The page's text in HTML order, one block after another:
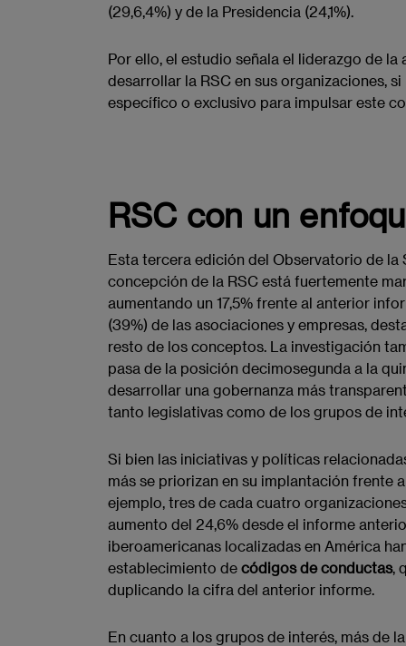
(29,6,4%) y de la Presidencia (24,1%).
Por ello, el estudio señala el liderazgo de
desarrollar la RSC en sus organizaciones,
específico o exclusivo ​para impulsar este
RSC con un
​​Esta tercera edición del Observatorio de
concepción de la RSC está fuertemente
aumentando un 17,5% frente al anterior
(39%) de las asociaciones y empresas,
resto de los conceptos. La investigación
pasa de la posición decimosegunda a la
desarrollar una gobernanza más
tanto legislativas como de los grupos de
Si bien las iniciativas y políticas
más se priorizan en su implantación frente
ejemplo, tres de cada cuatro
aumento del 24,6% desde el informe
iberoamericanas localizadas en América
establecimiento de códigos de conductas,
duplicando la cifra del anterior informe.​​
En cuanto a los grupos de interés, más de